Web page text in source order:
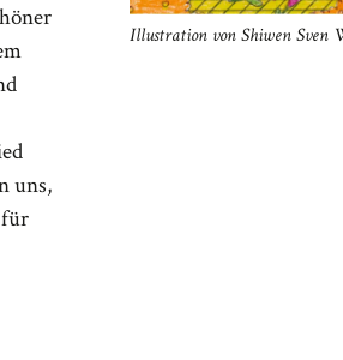
uns,
Illustration von Shiwen Sven